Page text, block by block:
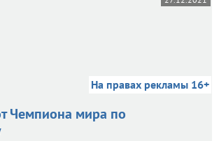
На правах рекламы 16+
Чемпиона мира по